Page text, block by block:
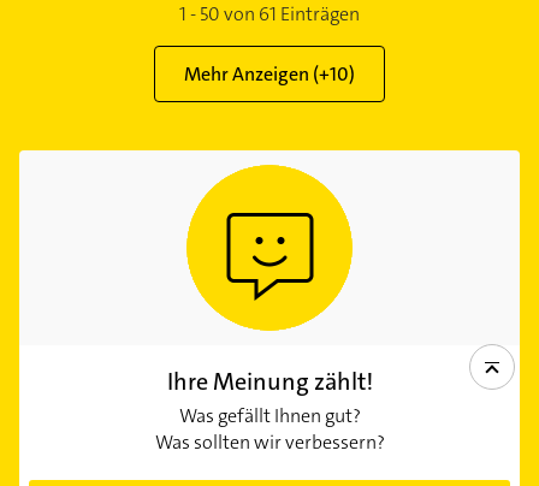
1-50von 61 Einträgen
Mehr Anzeigen (+10)
Ihre Meinung zählt!
Was gefällt Ihnen gut?
Was sollten wir verbessern?